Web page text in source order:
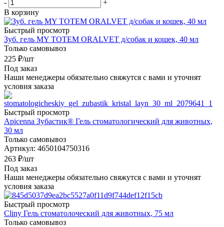
-
+
В корзину
Быстрый просмотр
Зуб. гель MY ТОТЕМ ORALVET д/собак и кошек, 40 мл
Только самовывоз
225 ₽/шт
Под заказ
Наши менеджеры обязательно свяжутся с вами и уточнят
условия заказа
Быстрый просмотр
Apicenna Зубастик® Гель стоматологический для животных,
30 мл
Только самовывоз
Артикул: 4650104750316
263 ₽/шт
Под заказ
Наши менеджеры обязательно свяжутся с вами и уточнят
условия заказа
Быстрый просмотр
Cliny Гель стоматолоческий для животных, 75 мл
Только самовывоз